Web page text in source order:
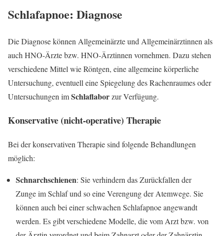
Schlafapnoe: Diagnose
Die Diagnose können Allgemeinärzte und Allgemeinärztinnen als
auch HNO-Ärzte bzw. HNO-Ärztinnen vornehmen. Dazu stehen
verschiedene Mittel wie Röntgen, eine allgemeine körperliche
Untersuchung, eventuell eine Spiegelung des Rachenraumes oder
Untersuchungen imSchlaflaborzur Verfügung.
Konservative (nicht-operative) Therapie
Bei der konservativen Therapie sind folgende Behandlungen
möglich:
Schnarchschienen: Sie verhindern das Zurückfallen der
Zunge im Schlaf und so eine Verengung der Atemwege. Sie
können auch bei einer schwachen Schlafapnoe angewandt
werden. Es gibt verschiedene Modelle, die vom Arzt bzw. von